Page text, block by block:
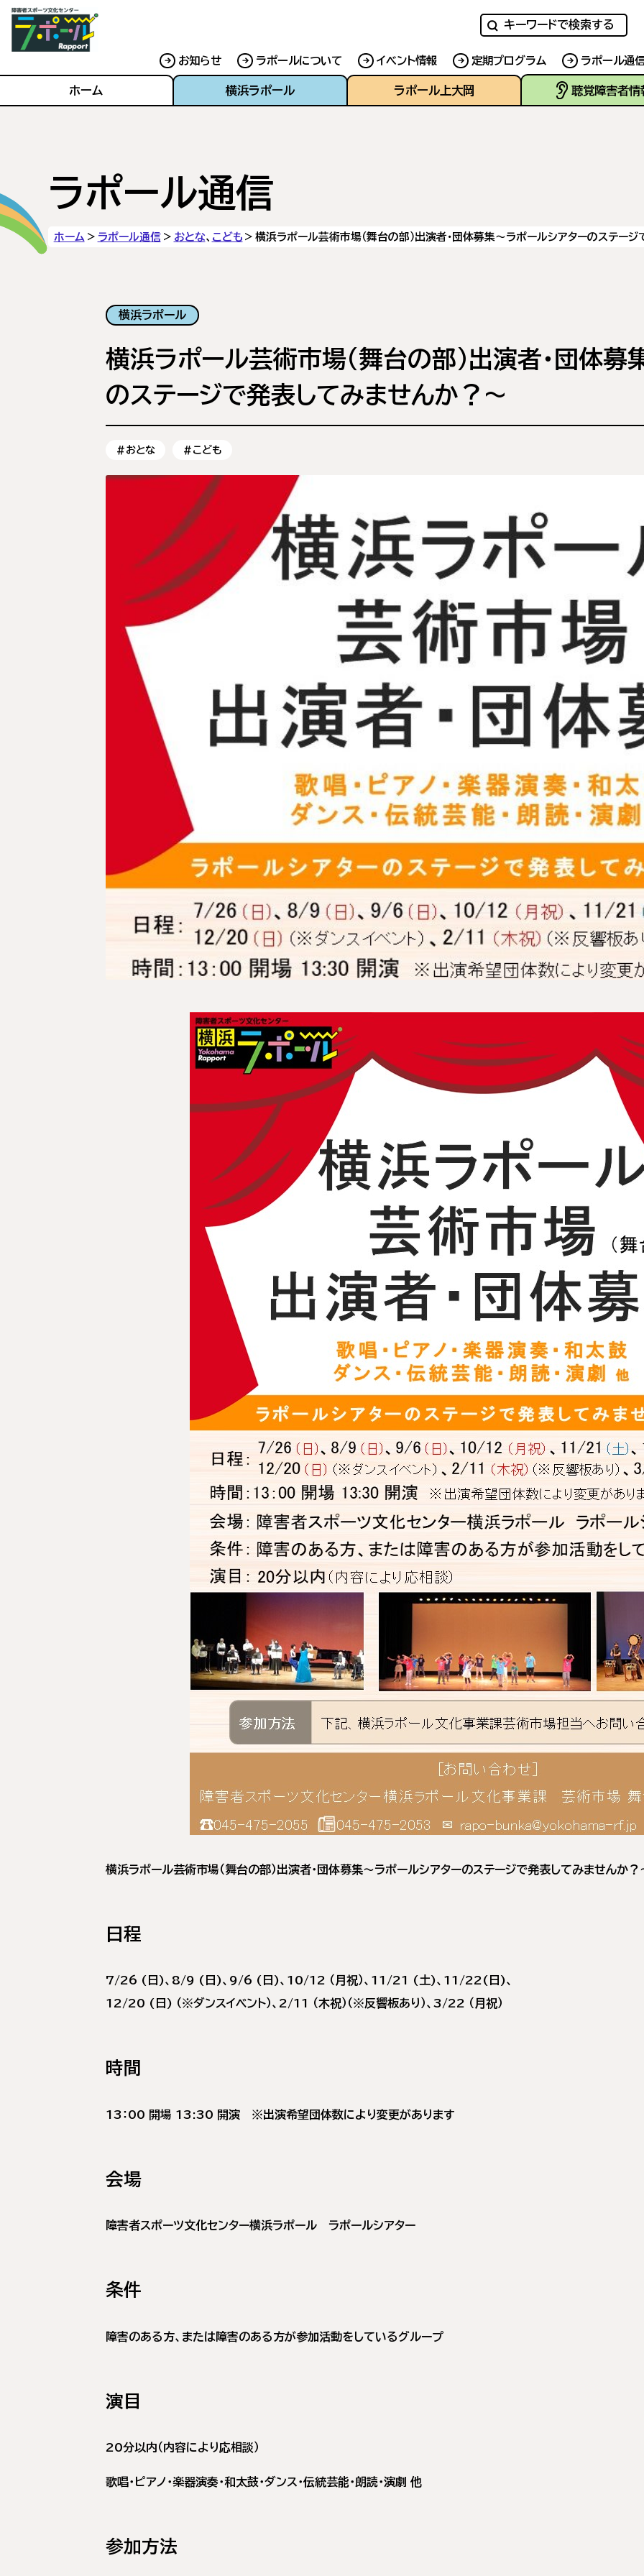
キーワードで検索する
お知らせ ラポールについて イベント情報 定期プログラム ラポール通
ホーム 横浜ラポール ラポール上大岡 聴覚障害者情
ラポール通信
ホーム ラポール通信 おとな、 こども 横浜ラポール芸術市場（舞台の部）出演者・団体募集～ラポールシアターのステー
横浜ラポール
横浜ラポール芸術市場（舞台の部）出演者・団体募
のステージで発表してみませんか？～
#おとな #こども
横浜ラポール芸術市場（舞台の部）出演者・団体募集～ラポールシアターのステージで発表してみませんか？
日程
7/26 (日)、8/9 (日)、9/6 (日)、10/12 （月祝）、11/21 (土)、11/22(日)、
12/20 (日) （※ダンスイベント）、2/11 （木祝）（※反響板あり）、3/22 （月祝）
時間
13：00 開場 13:30 開演 ※出演希望団体数により変更があります
会場
障害者スポーツ文化センター横浜ラポール ラポールシアター
条件
障害のある方、または障害のある方が参加活動をしているグループ
演目
20分以内（内容により応相談）
歌唱・ピアノ・楽器演奏・和太鼓・ダンス・伝統芸能・朗読・演劇 他
参加方法